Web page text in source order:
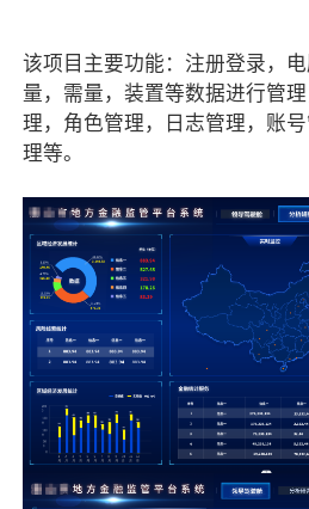
该项目主要功能：注册登录，
量，需量，装置等数据进行管
理，角色管理，日志管理，账
理等。